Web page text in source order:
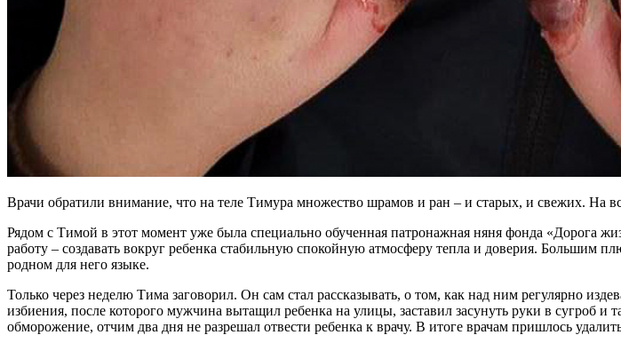
Врачи обратили внимание, что на теле Тимура множество шрамов и ран – и старых, и свежих. На
Рядом с Тимой в этот момент уже была специально обученная патронажная няня фонда «Дорога
работу – создавать вокруг ребенка стабильную спокойную атмосферу тепла и доверия. Большим
родном для него языке.
Только через неделю Тима заговорил. Он сам стал рассказывать, о том, как над ним регулярно
избиения, после которого мужчина вытащил ребенка на улицы, заставил засунуть руки в сугроб и
обморожение, отчим два дня не разрешал отвести ребенка к врачу. В итоге врачам пришлось